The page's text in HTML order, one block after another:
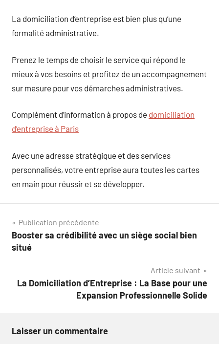
La domiciliation d’entreprise est bien plus qu’une
formalité administrative.
Prenez le temps de choisir le service qui répond le
mieux à vos besoins et profitez de un accompagnement
sur mesure pour vos démarches administratives.
Complément d’information à propos de domiciliation
d’entreprise à Paris
Avec une adresse stratégique et des services
personnalisés, votre entreprise aura toutes les cartes
en main pour réussir et se développer.
Navigation
de
Publication précédente
Booster sa crédibilité avec un siège social bien
situé
Article suivant
La Domiciliation d’Entreprise : La Base pour une
Expansion Professionnelle Solide
Laisser un commentaire